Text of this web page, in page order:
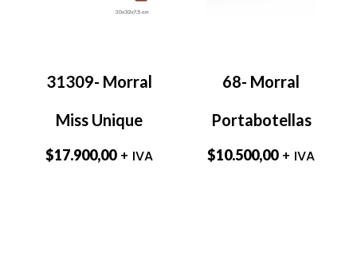
31309- Morral
Miss Unique
$17.900,00 + IVA
68- Morral
Portabotellas
$10.500,00 + IVA